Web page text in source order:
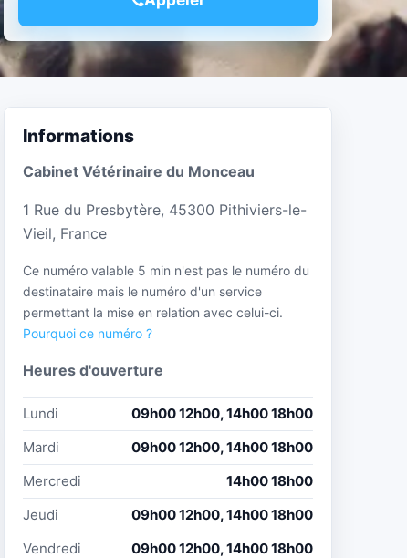
Informations
Cabinet Vétérinaire du Monceau
1 Rue du Presbytère, 45300 Pithiviers-le-
Vieil, France
Ce numéro valable 5 min n'est pas le numéro du
destinataire mais le numéro d'un service
permettant la mise en relation avec celui-ci.
Pourquoi ce numéro ?
Heures d'ouverture
Lundi
09h00 12h00, 14h00 18h00
Mardi
09h00 12h00, 14h00 18h00
Mercredi
14h00 18h00
Jeudi
09h00 12h00, 14h00 18h00
Vendredi
09h00 12h00, 14h00 18h00